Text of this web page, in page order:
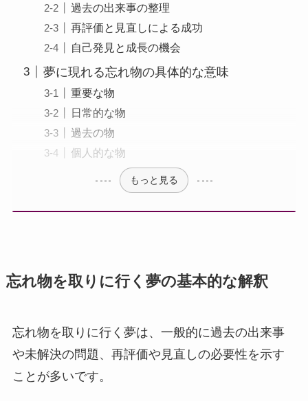
過去の出来事の整理
再評価と見直しによる成功
自己発見と成長の機会
夢に現れる忘れ物の具体的な意味
重要な物
日常的な物
過去の物
個人的な物
もっと見る
忘れ物を取りに行く夢の基本的な解釈
忘れ物を取りに行く夢は、一般的に過去の出来事
や未解決の問題、再評価や見直しの必要性を示す
ことが多いです。